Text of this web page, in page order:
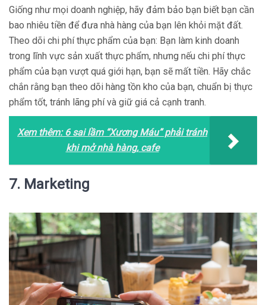
Giống như mọi doanh nghiệp, hãy đảm bảo bạn biết bạn cần
bao nhiêu tiền để đưa nhà hàng của bạn lên khỏi mặt đất.
Theo dõi chi phí thực phẩm của bạn: Bạn làm kinh doanh
trong lĩnh vực sản xuất thực phẩm, nhưng nếu chi phí thực
phẩm của bạn vượt quá giới hạn, bạn sẽ mất tiền. Hãy chắc
chắn rằng bạn theo dõi hàng tồn kho của bạn, chuẩn bị thực
phẩm tốt, tránh lãng phí và giữ giá cả cạnh tranh.
Xem thêm: 6 sai lầm “Xương Máu” phải tránh
khi mở nhà hàng, cafe
7. Marketing